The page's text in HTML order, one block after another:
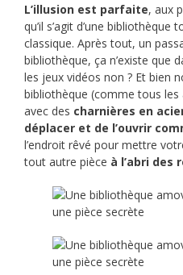
L’illusion est parfaite, aux
qu’il s’agit d’une bibliothèque
classique. Après tout, un
bibliothèque, ça n’existe que
les jeux vidéos non ? Et bien
bibliothèque (comme tous
avec des charnières en
déplacer et de l’ouvrir
l’endroit rêvé pour mettre
tout autre pièce à l’abri des